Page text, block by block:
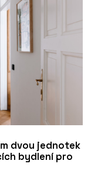
dvou jednotek
bydlení pro